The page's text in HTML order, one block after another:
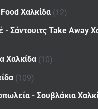
Χαλκίδα (12)
- Σάντουιτς Take Away
Χαλκίδα (10)
(109)
- Σουβλάκια